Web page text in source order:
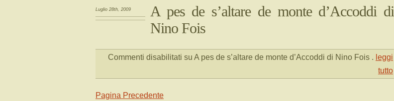
Luglio 28th, 2009
A pes de s’altare de monte d’Accoddi di
Nino Fois
Commenti disabilitati su A pes de s’altare de monte d’Accoddi di Nino Fois . leggi
tutto
Pagina Precedente